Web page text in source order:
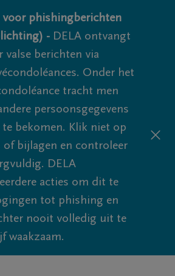
voor phishingberichten
- DELA ontvangt
valse berichten via
Onder het
tracht men
persoonsgegevens
bekomen. Klik niet op
of bijlagen en controleer
DELA
acties om dit te
tot phishing en
nooit volledig uit te
waakzaam.